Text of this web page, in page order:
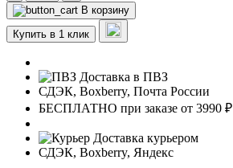
В корзину
Купить в 1 клик
Доставка в ПВЗ
СДЭК, Boxberry, Почта России
БЕСПЛАТНО при заказе от 3990 ₽
Доставка курьером
СДЭК, Boxberry, Яндекс